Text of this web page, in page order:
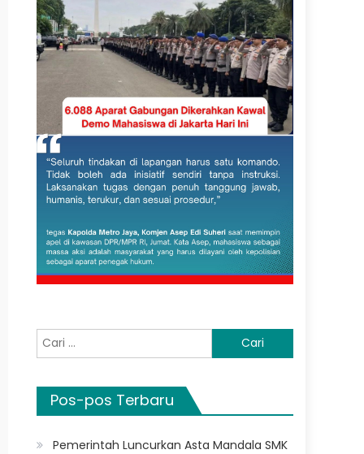
Cari
untuk:
Pos-pos Terbaru
Pemerintah Luncurkan Asta Mandala SMK